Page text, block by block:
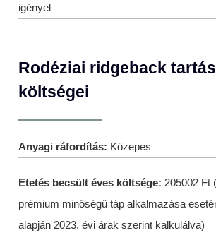
igényel
Rodéziai ridgeback
költségei
Anyagi ráfordítás: Közepes
Etetés becsült éves költsége: 205002 Ft
prémium minőségű táp alkalmazása
alapján 2023. évi árak szerint kalkulálva)